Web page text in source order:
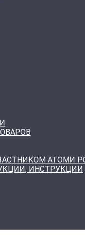
АТОМИ
ИНСТРУКЦИИ